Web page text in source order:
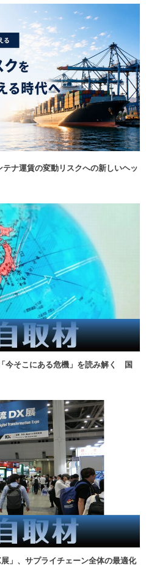
ナ運賃の変動リスクへの新しいヘッ
今そこにある危機」を読み解く 国
」、サプライチェーン全体の最適化